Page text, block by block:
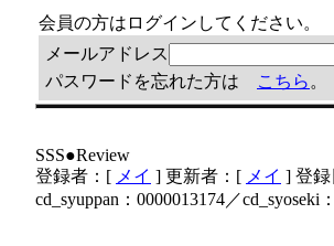
会員の方はログインしてください
メールアドレス
パスワードを忘れた方は
こちら 。
SSS●Review
登録者：[ メイ ] 更新者：[ メイ ] 登録
cd_syuppan：0000013174／cd_syoseki